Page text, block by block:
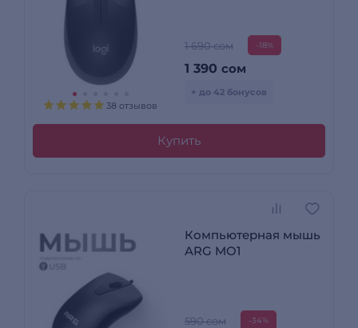
38 отзывов
1 690 сом -18%
1 390 сом
+ до 42 бонусов
Купить
Компьютерная мышь
ARG MO1
590 сом -34%